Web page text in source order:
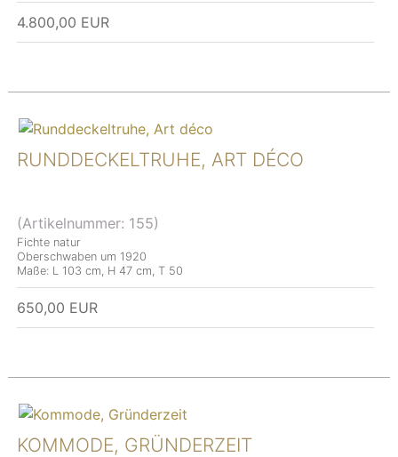
4.800,00 EUR
RUNDDECKELTRUHE, ART DÉCO
(Artikelnummer: 155)
Fichte natur
Oberschwaben um 1920
Maße: L 103 cm, H 47 cm, T 50
650,00 EUR
KOMMODE, GRÜNDERZEIT